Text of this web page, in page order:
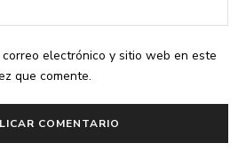
correo electrónico y sitio web en este
que comente.